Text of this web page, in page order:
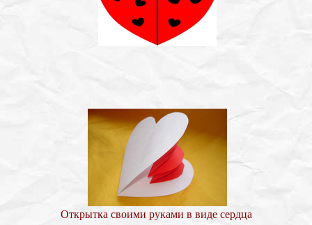
Открытка своими руками в виде сердца